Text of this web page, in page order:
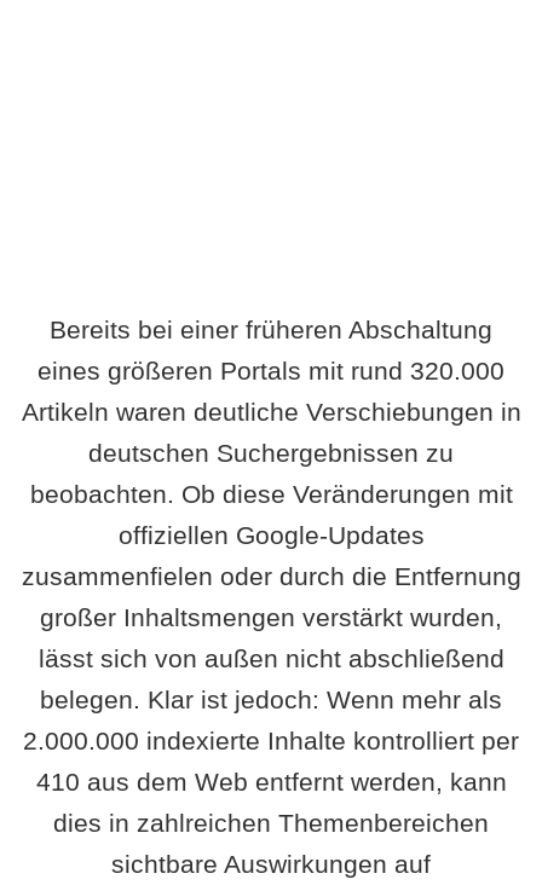
Bereits bei einer früheren Abschaltung
eines größeren Portals mit rund 320.000
Artikeln waren deutliche Verschiebungen in
deutschen Suchergebnissen zu
beobachten. Ob diese Veränderungen mit
offiziellen Google-Updates
zusammenfielen oder durch die Entfernung
großer Inhaltsmengen verstärkt wurden,
lässt sich von außen nicht abschließend
belegen. Klar ist jedoch: Wenn mehr als
2.000.000 indexierte Inhalte kontrolliert per
410 aus dem Web entfernt werden, kann
dies in zahlreichen Themenbereichen
sichtbare Auswirkungen auf